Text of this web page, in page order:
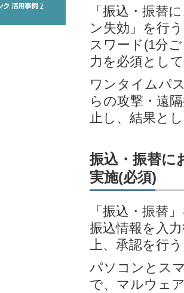
「振込・振替
ン失効」を行
スワード(1分
力を必須とし
ワンタイムパ
らの攻撃・遠
止し、結果と
振込・振替に
実施(必須)
「振込・振替
振込情報を入
上、承認を行
パソコンとス
で、マルウェ